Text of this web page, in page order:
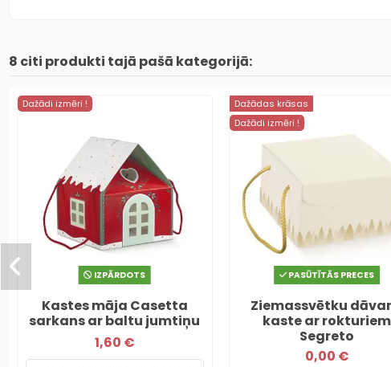
8 citi produkti tajā pašā kategorijā:
Dažādi izmēri !
IZPĀRDOTS
Kastes māja Casetta
sarkans ar baltu jumtiņu
1,60 €
Dažādas krāsas
Dažādi izmēri !
PASŪTĪTĀS PRECES
Ziemassvētku
kaste ar rokturiem
Segreto
0,00 €